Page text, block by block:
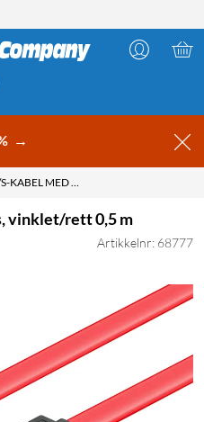
→
SATA 6 GB/S-KABEL MED LÅS, VINKLET/RETT 0,5 M
vinklet/rett 0,5 m
Artikkelnr: 68777